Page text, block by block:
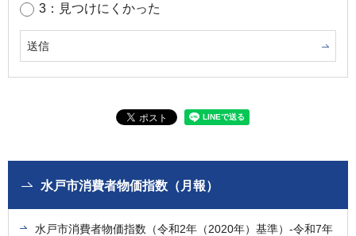
3：見つけにくかった
水戸市消費者物価指数（月報）
水戸市消費者物価指数（令和2年（2020年）基準）-令和7年